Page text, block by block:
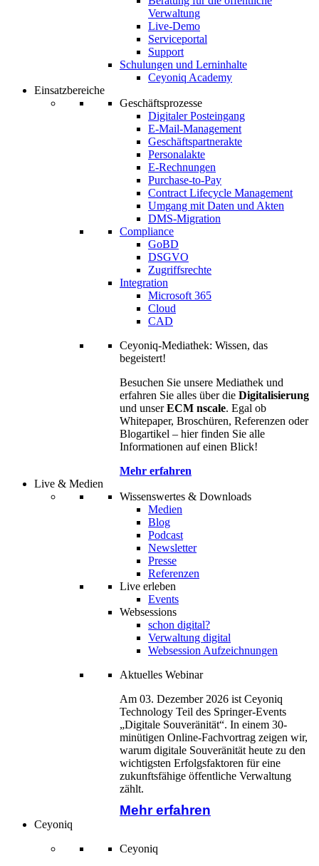
Verwaltung
Live-Demo
Serviceportal
Support
Schulungen und Lerninhalte
Ceyoniq Academy
Einsatzbereiche
Geschäftsprozesse
Digitaler Posteingang
E-Mail-Management
Geschäftspartnerakte
Personalakte
E-Rechnungen
Purchase-to-Pay
Contract Lifecycle Management
Umgang mit Daten und Akten
DMS-Migration
Compliance
GoBD
DSGVO
Zugriffsrechte
Integration
Microsoft 365
Cloud
CAD
Ceyoniq-Mediathek: Wissen, das
begeistert!
Besuchen Sie unsere Mediathek und
erfahren Sie alles über die Digitalisierung
und unserECM nscale. Egal ob
Whitepaper, Broschüren, Referenzen oder
Blogartikel – hier finden Sie alle
Informationen auf einen Blick!
Mehr erfahren
Live & Medien
Wissenswertes & Downloads
Medien
Blog
Podcast
Newsletter
Presse
Referenzen
Live erleben
Events
Websessions
schon digital?
Verwaltung digital
Websession Aufzeichnungen
Aktuelles Webinar
Am 03. Dezember 2026 ist Ceyoniq
Technology Teil des Springer-Events
„Digitale Souveränität“. In einem 30-
minütigen Online-Fachvortrag zeigen wir,
warum digitale Souveränität heute zu den
wichtigsten Erfolgsfaktoren für eine
zukunftsfähige öffentliche Verwaltung
zählt.
Mehr erfahren
Ceyoniq
Ceyoniq